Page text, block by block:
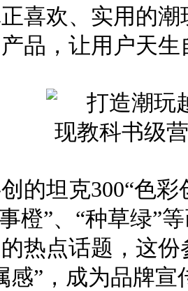
喜欢、实用的潮
品， 让用户天
的坦克300“色彩
橙”、 “种草绿”
热点话题 ，这
感”，成为品牌宣